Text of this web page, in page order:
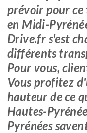
prévoir pour ce
en Midi-
Drive.fr s'est
différents
Pour vous,
Vous profitez
hauteur de ce
Hautes-
Pyrénées